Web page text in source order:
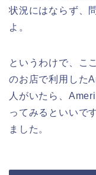
状況にはならず、
よ。
というわけで、こ
のお店で利用した
人がいたら、
ってみるといいで
ました。